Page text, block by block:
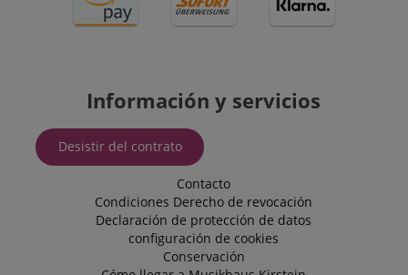
Información y servicios
Desistir del contrato
Contacto
Condiciones Derecho de revocación
Declaración de protección de datos
configuración de cookies
Conservación